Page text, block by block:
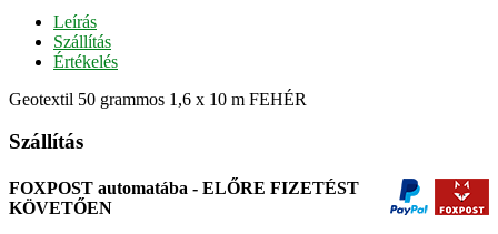
Leírás
Szállítás
Értékelés
Geotextil 50 grammos 1,6 x 10 m FEHÉR
Szállítás
FOXPOST automatába - ELŐRE FIZETÉST
KÖVETŐEN